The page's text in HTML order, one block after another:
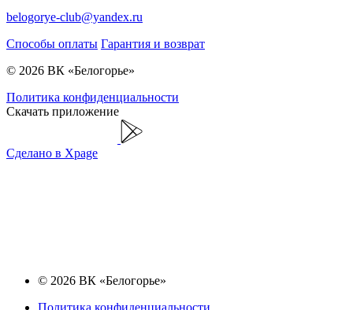
belogorye-club@yandex.ru
Способы оплаты Гарантия и возврат
© 2026 ВК «Белогорье»
Политика конфиденциальности
Скачать приложение
Сделано в Xpage
© 2026 ВК «Белогорье»
Политика конфиденциальности